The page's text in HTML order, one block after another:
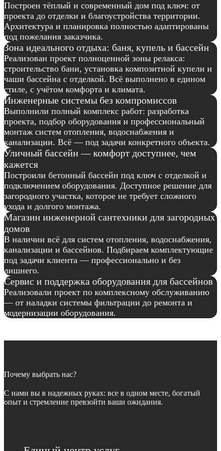
Построен тёплый и современный дом под ключ: от
проекта до отделки и благоустройства территории.
Архитектура и планировка полностью адаптированы
под пожелания заказчика.
Зона идеального отдыха: баня, купель и бассейн
Реализован проект полноценной зоны релакса:
строительство бани, установка композитной купели и
чаши бассейна с отделкой. Всё выполнено в едином
стиле, с учётом комфорта и климата.
Инженерные системы без компромиссов
Выполнили полный комплекс работ: разработка
проекта, подбор оборудования и профессиональный
монтаж систем отопления, водоснабжения и
канализации. Всё — под задачи конкретного объекта.
Уличный бассейн — комфорт доступнее, чем
кажется
Построили бетонный бассейн под ключ с отделкой и
подключением оборудования. Доступное решение для
загородного участка, которое не требует сложного
ухода и долгого монтажа.
Магазин инженерной сантехники для загородных
домов
В наличии всё для систем отопления, водоснабжения,
канализации и бассейнов. Подбираем комплектующие
под задачи клиента — профессионально и без
лишнего.
Сервис и поддержка оборудования для бассейнов
Реализовали проект по комплексному обслуживанию
— от наладки системы фильтрации до ремонта и
модернизации оборудования.
Почему выбрать нас?
С нами вы в надежных руках: все в одном месте, богатый
опыт и стремление превзойти ваши ожидания.